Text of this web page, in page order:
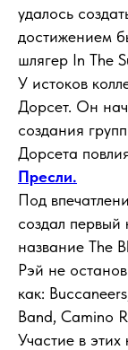
удалось
достижением
шлягер In The
У истоков
Дорсет. Он
создания
Дорсета
Пресли.
Под
создал первый
название The
Рэй не
как:
Band, Camino
Участие в